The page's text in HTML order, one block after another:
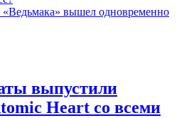
вышел одновременно
выпустили
Heart со всеми